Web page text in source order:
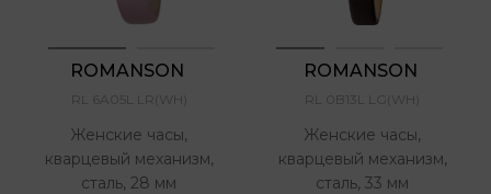
ROMANSON
RL 6A05L LR(WH)
Женские часы,
кварцевый механизм,
сталь, 28 мм
ROMANSON
RL 0B13L LG(WH)
Женские часы,
кварцевый механизм,
сталь, 33 мм